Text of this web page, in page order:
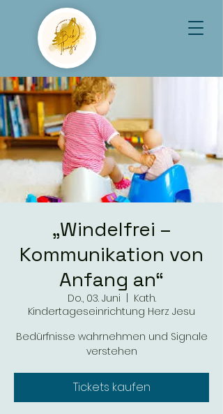
„Windelfrei –
Kommunikation von
Anfang an“
Do., 03. Juni
Kath.
Kindertageseinrichtung Herz Jesu
Bedürfnisse wahrnehmen und Signale
verstehen
Tickets kaufen